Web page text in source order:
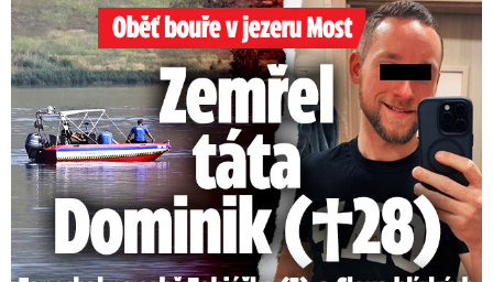
Oběť bouře v jezeru Most: Zemřel táta Dominik (†28)